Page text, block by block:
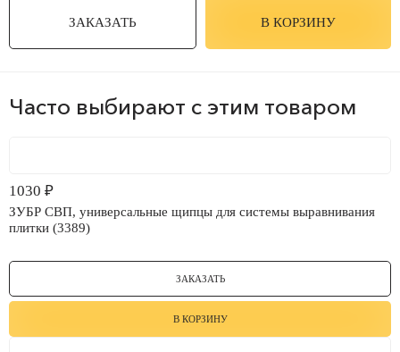
ЗАКАЗАТЬ В КОРЗИНУ
Часто выбирают с этим товаром
1030 ₽
ЗУБР СВП, универсальные щипцы для системы выравнивания
плитки (3389)
ЗАКАЗАТЬ
В КОРЗИНУ